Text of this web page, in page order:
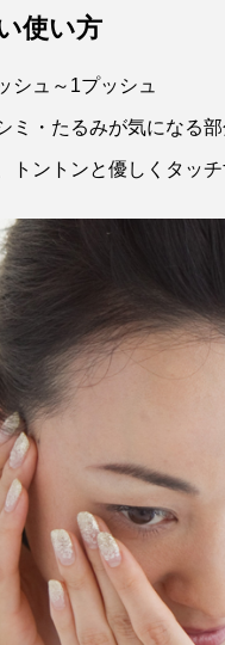
使い方
シュ～1プッシュ
ミ・たるみが気になる
トントンと優しくタッチ